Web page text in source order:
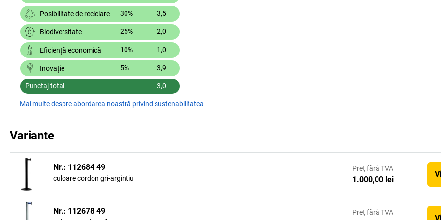
Posibilitate de reciclare 30% 3,5
Biodiversitate 25% 2,0
Eficiență economică 10% 1,0
Inovație 5% 3,9
Punctaj total 3,0
Mai multe despre abordarea noastră privind sustenabilitatea
Variante
Nr.: 112684 49
culoare cordon gri-argintiu
Preţ fără TVA
1.000,00 lei
Nr.: 112678 49 Preţ fără TVA